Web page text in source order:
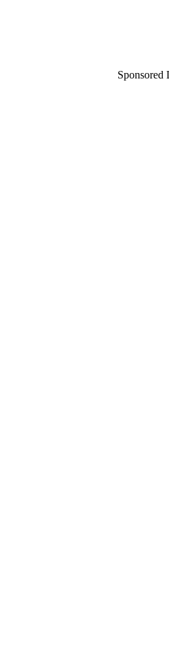
Sponsored